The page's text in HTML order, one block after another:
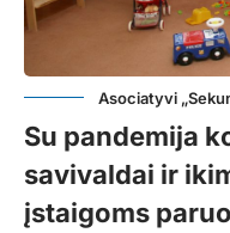
Asociatyvi
Su pandemija
savivaldai ir
įstaigoms